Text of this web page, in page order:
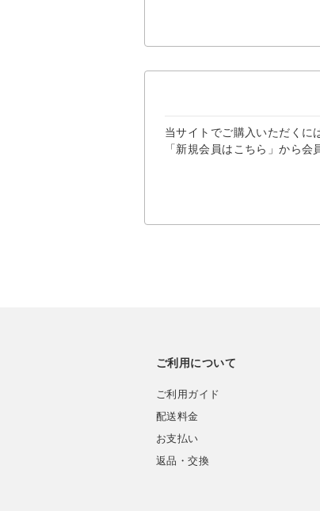
当サイトでご購入いただくに
「新規会員はこちら」から
ご利用について
ご利用ガイド
配送料金
お支払い
返品・交換